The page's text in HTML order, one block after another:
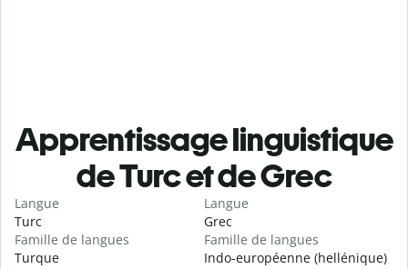
Apprentissage linguistique
de Turc et de Grec
Langue
Turc
Famille de langues
Turque
Langue
Grec
Famille de langues
Indo-européenne (hellénique)